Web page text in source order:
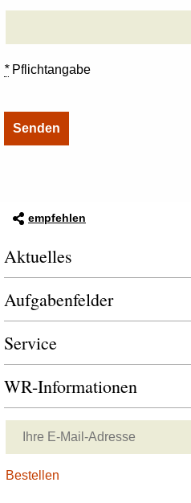
*Pflichtangabe
empfehlen
Aktuelles
Aufgabenfelder
Service
WR-Informationen